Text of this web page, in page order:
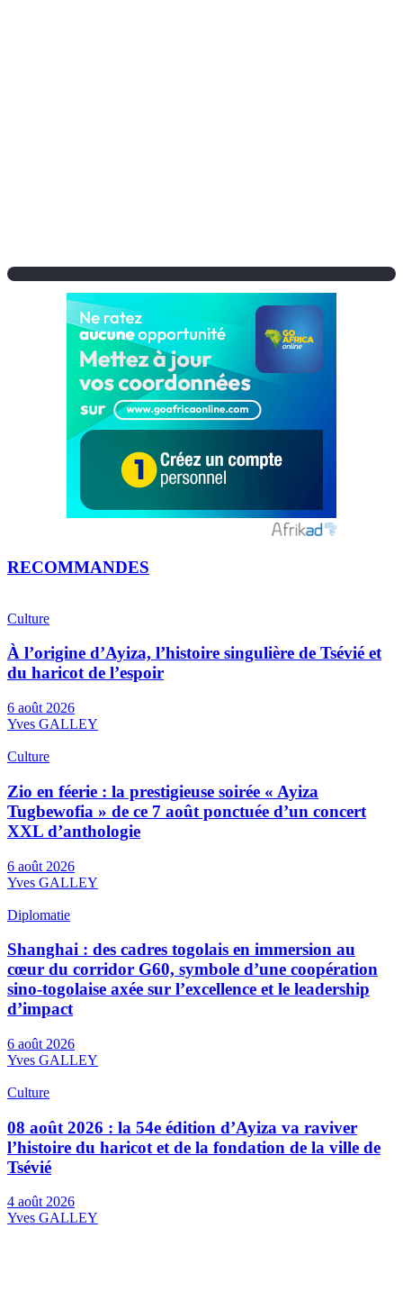
RECOMMANDES
Culture
À l’origine d’Ayiza, l’histoire singulière de Tsévié et
du haricot de l’espoir
6 août 2026
Yves GALLEY
Culture
Zio en féerie : la prestigieuse soirée « Ayiza
Tugbewofia » de ce 7 août ponctuée d’un concert
XXL d’anthologie
6 août 2026
Yves GALLEY
Diplomatie
Shanghai : des cadres togolais en immersion au
cœur du corridor G60, symbole d’une coopération
sino-togolaise axée sur l’excellence et le leadership
d’impact
6 août 2026
Yves GALLEY
Culture
08 août 2026 : la 54e édition d’Ayiza va raviver
l’histoire du haricot et de la fondation de la ville de
Tsévié
4 août 2026
Yves GALLEY